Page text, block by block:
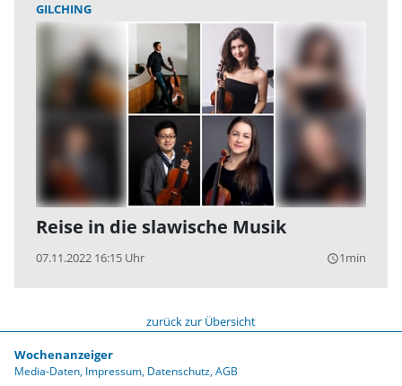
GILCHING
Reise in die slawische Musik
07.11.2022 16:15 Uhr query_builder1min
zurück zur Übersicht
Wochenanzeiger
Media-Daten Impressum Datenschutz AGB